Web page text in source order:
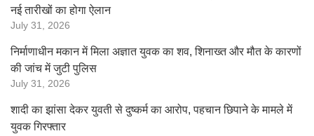
नई तारीखों का होगा ऐलान
July 31, 2026
निर्माणाधीन मकान में मिला अज्ञात युवक का शव, शिनाख्त और मौत के कारणों
की जांच में जुटी पुलिस
July 31, 2026
शादी का झांसा देकर युवती से दुष्कर्म का आरोप, पहचान छिपाने के मामले में
युवक गिरफ्तार